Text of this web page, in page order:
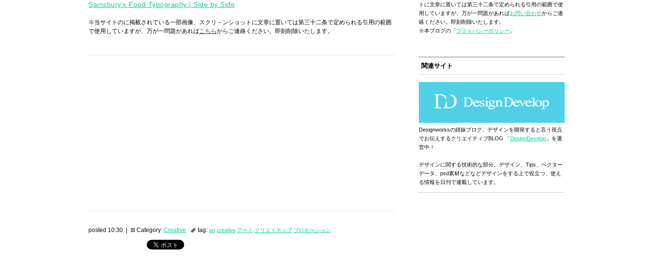
Sainsbury's Food Typography | Side by Side
※当サイトのに掲載されている一部画像、スクリ－ンショットに文章に置いては第三十二条で定められる引用の範囲
で使用していますが、万が一問題があればこちらからご連絡ください。即刻削除いたします。
posted 10:30 | Category: Creative tag: art creative アート クリエイティブ プロモーション
トに文章に置いては第三十二条で定められる引用の範囲で使
用していますが、万が一問題があればお問い合わせからご連
絡ください。即刻削除いたします。
※本ブログの「プライバシーポリシー 」
関連サイト
Designworksの姉妹ブログ、デザインを開発すると言う視点
でお伝えするクリエイティブBLOG 「DesignDevelop 」を運
営中！
デザインに関する技術的な部分。デザイン、Tips、ベクター
データ、psd素材などなどデザインをする上で役立つ、使え
る情報を日刊で連載しています。